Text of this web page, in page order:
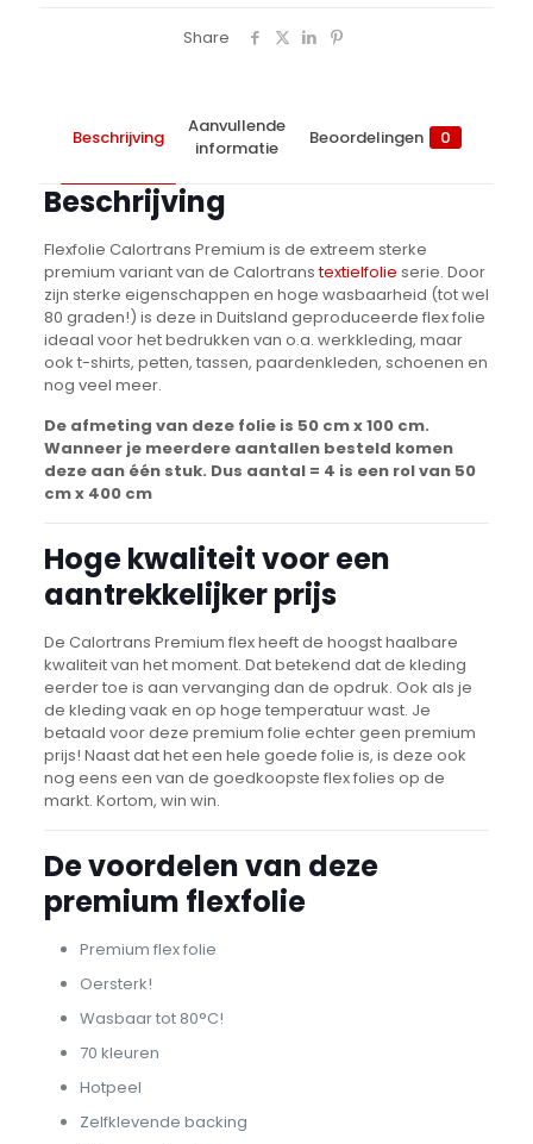
Share
Beschrijving
Aanvullende
informatie
Beoordelingen 0
Beschrijving
Flexfolie Calortrans Premium is de extreem sterke
premium variant van de Calortranstextielfolie serie. Door
zijn sterke eigenschappen en hoge wasbaarheid (tot wel
80 graden!) is deze in Duitsland geproduceerde flex folie
ideaal voor het bedrukken van o.a. werkkleding, maar
ook t-shirts, petten, tassen, paardenkleden, schoenen en
nog veel meer.
De afmeting van deze folie is 50 cm x 100 cm.
Wanneer je meerdere aantallen besteld komen
deze aan één stuk. Dus aantal = 4 is een rol van 50
cm x 400 cm
Hoge kwaliteit voor een
aantrekkelijker prijs
De Calortrans Premium flex heeft de hoogst haalbare
kwaliteit van het moment. Dat betekend dat de kleding
eerder toe is aan vervanging dan de opdruk. Ook als je
de kleding vaak en op hoge temperatuur wast. Je
betaald voor deze premium folie echter geen premium
prijs! Naast dat het een hele goede folie is, is deze ook
nog eens een van de goedkoopste flex folies op de
markt. Kortom, win win.
De voordelen van deze
premium flexfolie
Premium flex folie
Oersterk!
Wasbaar tot 80°C!
70 kleuren
Hotpeel
Zelfklevende backing